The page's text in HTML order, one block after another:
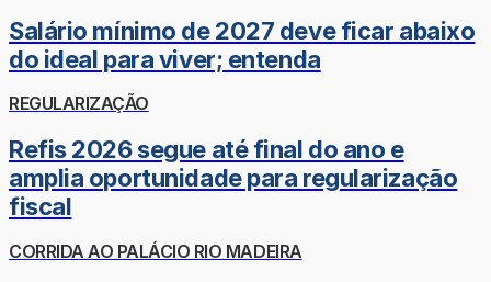
Salário mínimo de 2027 deve ficar abaixo
do ideal para viver; entenda
REGULARIZAÇÃO
Refis 2026 segue até final do ano e
amplia oportunidade para regularização
fiscal
CORRIDA AO PALÁCIO RIO MADEIRA